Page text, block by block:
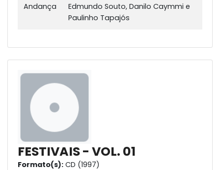
Andança
Edmundo Souto, Danilo Caymmi e
Paulinho Tapajós
FESTIVAIS - VOL. 01
Formato(s): CD (1997)